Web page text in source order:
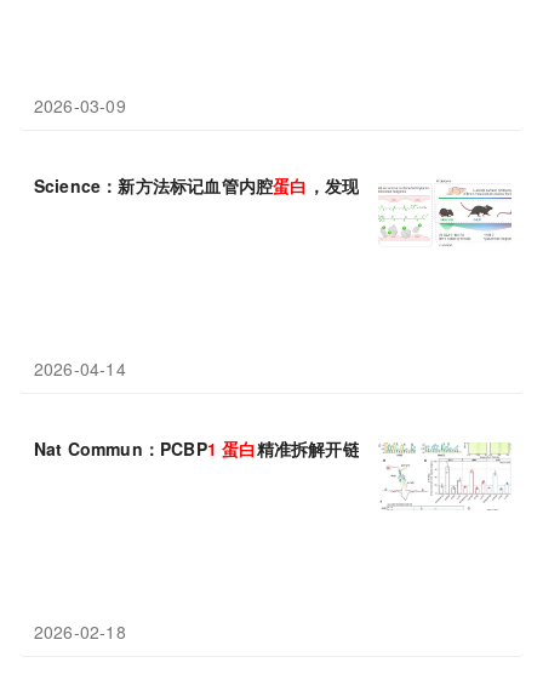
2026-03-09
Science：新方法标记血管内腔蛋白 ，发现SLC7A1与HYAL2调控
2026-04-14
Nat Commun：PCBP1 蛋白精准拆解开链，守住细胞分裂生死线
2026-02-18